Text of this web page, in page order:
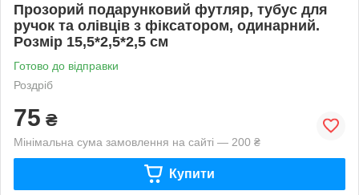
Прозорий подарунковий футляр, тубус для
ручок та олівців з фіксатором, одинарний.
Розмір 15,5*2,5*2,5 см
Готово до відправки
Роздріб
75 ₴
Мінімальна сума замовлення на сайті — 200 ₴
Купити